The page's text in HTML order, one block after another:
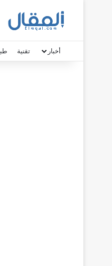
أخبار تقنية